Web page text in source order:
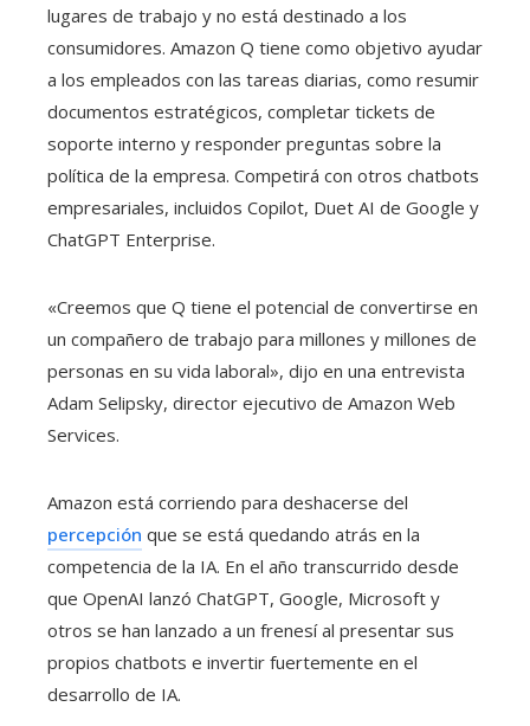
lugares de trabajo y no está destinado a los
consumidores. Amazon Q tiene como objetivo ayudar
a los empleados con las tareas diarias, como resumir
documentos estratégicos, completar tickets de
soporte interno y responder preguntas sobre la
política de la empresa. Competirá con otros chatbots
empresariales, incluidos Copilot, Duet AI de Google y
ChatGPT Enterprise.
«Creemos que Q tiene el potencial de convertirse en
un compañero de trabajo para millones y millones de
personas en su vida laboral», dijo en una entrevista
Adam Selipsky, director ejecutivo de Amazon Web
Services.
Amazon está corriendo para deshacerse del
percepción que se está quedando atrás en la
competencia de la IA. En el año transcurrido desde
que OpenAI lanzó ChatGPT, Google, Microsoft y
otros se han lanzado a un frenesí al presentar sus
propios chatbots e invertir fuertemente en el
desarrollo de IA.